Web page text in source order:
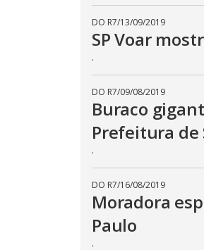
DO R7/13/09/2019
SP Voar
.
DO R7/09/08/2019
Buraco
Prefeitura de
.
DO R7/16/08/2019
Moradora
Paulo
.